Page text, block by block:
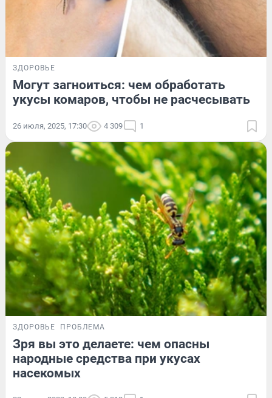
ЗДОРОВЬЕ
Могут загноиться: чем обработать
укусы комаров, чтобы не расчесывать
26 июля, 2025, 17:30 4 309 1
ЗДОРОВЬЕ ПРОБЛЕМА
Зря вы это делаете: чем опасны
народные средства при укусах
насекомых